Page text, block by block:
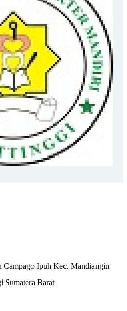
Campago Ipuh Kec. Mandiangin
Sumatera Barat